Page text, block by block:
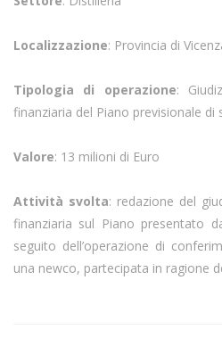
Localizzazione: Provincia di
Tipologia di operazione:
finanziaria del Piano previsionale di
Valore: 13 milioni di Euro
Attività svolta: redazione del
finanziaria sul Piano presentato
seguito dell’operazione di
una newco, partecipata in ragione